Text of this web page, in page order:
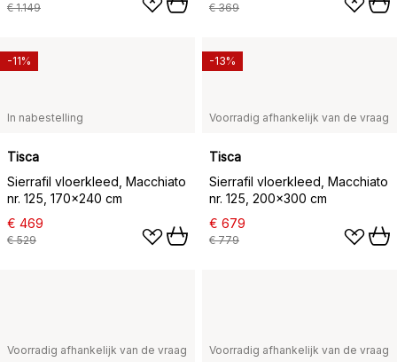
€ 1.149 € 369
In nabestelling
Tisca
Sierrafil vloerkleed, Macchiato
nr. 125, 170x240 cm
€ 469
€ 529
-11%
Voorradig afhankelijk van de vraag
Tisca
Sierrafil vloerkleed, Macchiato
nr. 125, 200x300 cm
€ 679
€ 779
-13%
Voorradig afhankelijk van de vraag Voorradig afhankelijk van de vraag